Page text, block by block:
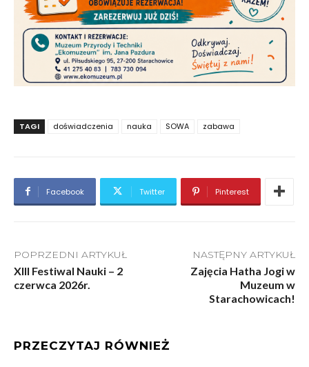
TAGI doświadczenia nauka SOWA zabawa
Facebook Twitter Pinterest
POPRZEDNI ARTYKUŁ
XIII Festiwal Nauki – 2
czerwca 2026r.
NASTĘPNY ARTYKUŁ
Zajęcia Hatha Jogi w
Muzeum w
Starachowicach!
PRZECZYTAJ RÓWNIEŻ